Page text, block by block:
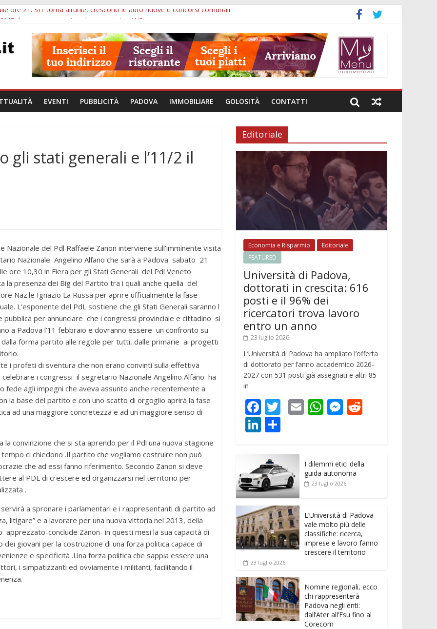
ore 21: SIT torna all’utile, crescono le auto nuove e concorsi comunali
per tutto agosto: chi entra e quali sedi visitare
Valle, da Tracy Spencer a Valeria Rossi: musica e fuochi
10: Hiroshima, nuovo corso MedTech, viabilità e imprese sui mercati esteri
EVENTI PUBBLICITÀ PADOVA IMMOBILIARE GOLOSITÀ CONTATTI
gli stati generali e l’11/2 il
Nazionale del Pdl Raffaele Zanon interviene sull’imminente visita
Nazionale Angelino Alfano che sarà a Padova sabato 21
ore 10,30 in Fiera per gli Stati Generali del Pdl Veneto
la presenza dei Big del Partito tra i quali anche quella del
Naz.le Ignazio La Russa per aprire ufficialmente la fase
L’esponente del PdL sostiene che gli Stati Generali saranno l
pubblica per annunciare che i congressi provinciale e cittadino si
a Padova l’11 febbraio e dovranno essere un confronto su
forma partito alle regole per tutti, dalle primarie ai progetti
i profeti di sventura che non erano convinti sulla effettiva
celebrare i congressi il segretario Nazionale Angelino Alfano ha
fede agli impegni che aveva assunto anche recentemente a
la base del partito e con uno scatto di orgoglio aprirà la fase
ad una maggiore concretezza e ad un maggiore senso di
convinzione che si sta aprendo per il Pdl una nuova stagione
ci chiedono .Il partito che vogliamo costruire non può
che ad essi fanno riferimento. Secondo Zanon si deve
al PDL di crescere ed organizzarsi nel territorio per
.
a spronare i parlamentari e i rappresentanti di partito ad
litigare” e a lavorare per una nuova vittoria nel 2013, della
conclude Zanon- in questi mesi la sua capacità di
giovani per la costruzione di una forza politica capace di
e specificità .Una forza politica che sappia essere una
i simpatizzanti ed ovviamente i militanti, facilitando il
Editoriale
Economia e Risparmio
Editoriale
FEATURED
Università di Padova,
dottorati in crescita: 616
posti e il 96% dei
ricercatori trova lavoro
entro un anno
23 luglio 2026
L’Università di Padova ha ampliato l’offerta
di dottorato per l’anno accademico 2026-
2027 con 531 posti già assegnati e altri 85
in
F
ac
e
b
o
o
k
T
er
E W
A
p
M
n
g
t
Li
k
e
dI
n
n
di
vi
di
I dilemmi etici della
guida autonoma
23 luglio 2026
L’Università di Padova
vale molto più delle
classifiche: ricerca,
imprese e lavoro fanno
crescere il territorio
23 luglio 2026
Nomine regionali, ecco
chi rappresenterà
Padova negli enti:
dall’Ater all’Esu fino al
Corecom